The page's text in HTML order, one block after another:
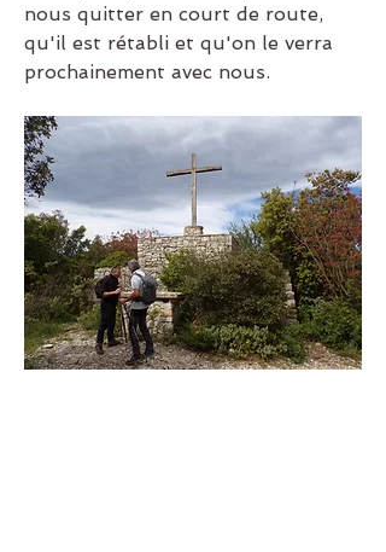
nous quitter en court de route,
qu'il est rétabli et qu'on le verra
prochainement avec nous.